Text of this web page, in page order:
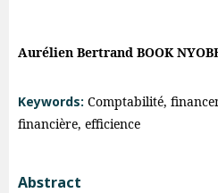
Aurélien Bertrand BOOK
Keywords: Comptabilité,
financière, efficience
Abstract